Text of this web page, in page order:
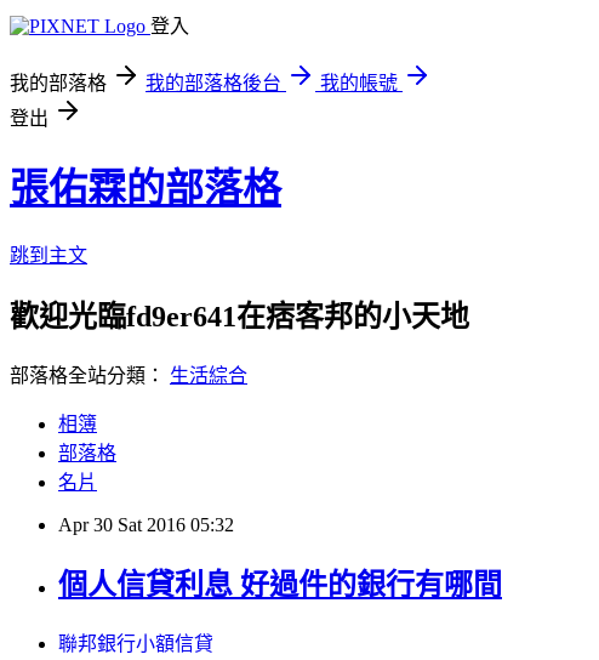
登入
我的部落格 我的部落格後台
我的帳號
登出
張佑霖的部落格
跳到主文
歡迎光臨fd9er641在痞客邦的小天地
部落格全站分類： 生活綜合
相簿
部落格
名片
Apr 30 Sat 2016 05:32
個人信貸利息 好過件的銀行有哪間
聯邦銀行小額信貸